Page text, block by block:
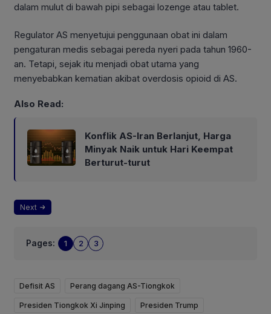
dalam mulut di bawah pipi sebagai lozenge atau tablet.
Regulator AS menyetujui penggunaan obat ini dalam
pengaturan medis sebagai pereda nyeri pada tahun 1960-
an. Tetapi, sejak itu menjadi obat utama yang
menyebabkan kematian akibat overdosis opioid di AS.
Also Read:
Konflik AS-Iran Berlanjut, Harga
Minyak Naik untuk Hari Keempat
Berturut-turut
Next
Pages: 1 2 3
Defisit AS Perang dagang AS-Tiongkok
Presiden Tiongkok Xi Jinping Presiden Trump